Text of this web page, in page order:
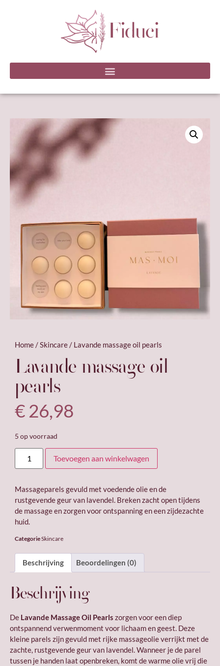
Home/Skincare/ Lavande massage oil pearls
Lavande massage oil
pearls
€ 26,98
5 op voorraad
Toevoegen aan winkelwagen
Massageparels gevuld met voedende olie en de
rustgevende geur van lavendel. Breken zacht open tijdens
de massage en zorgen voor ontspanning en een zijdezachte
huid.
CategorieSkincare
Beschrijving Beoordelingen (0)
Beschrijving
De Lavande Massage Oil Pearls zorgen voor een diep
ontspannend verwenmoment voor lichaam en geest. Deze
kleine parels zijn gevuld met rijke massageolie verrijkt met de
zachte, rustgevende geur van lavendel. Wanneer je de parel
tussen je handen laat openbreken, komt de warme olie vrij die